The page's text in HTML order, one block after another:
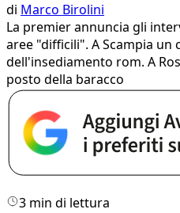
di Marco Birolini
La premier annuncia gli
aree "difficili". A Scampia
dell'insediamento rom. A
posto della baracco
3 min di lettura